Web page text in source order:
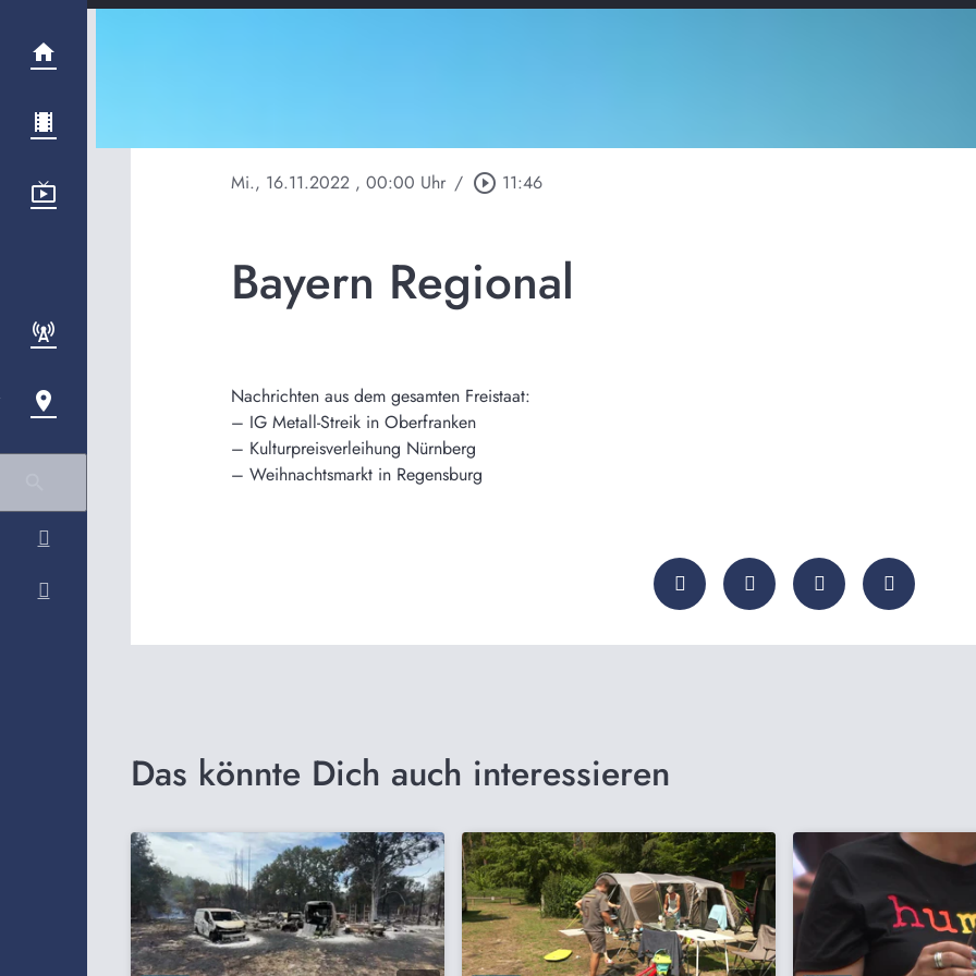
Mi., 16.11.2022 , 00:00 Uhr / play_circle_outline 11:46
Bayern Regional
Nachrichten aus dem gesamten Freistaat:
– IG Metall-Streik in Oberfranken
– Kulturpreisverleihung Nürnberg
– Weihnachtsmarkt in Regensburg
Das könnte Dich auch interessieren